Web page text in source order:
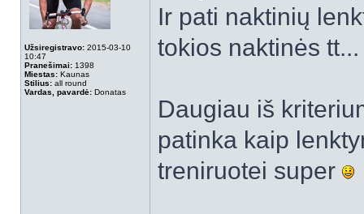
Užsiregistravo: 2015-03-10
10:47
Pranešimai: 1398
Miestas: Kaunas
Stilius: all round
Vardas, pavardė: Donatas
Ir pati naktinių
tokios naktinės tt...
Daugiau iš
patinka kaip
treniruotei super